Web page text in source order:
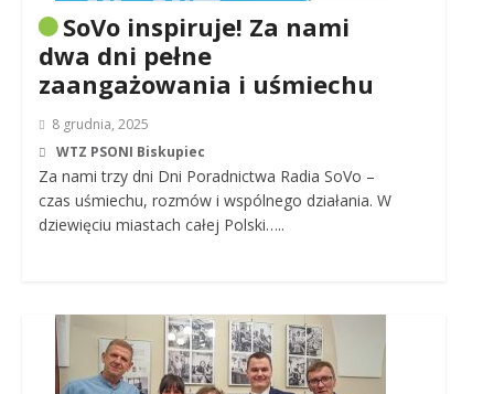
SoVo inspiruje! Za nami
dwa dni pełne
zaangażowania i uśmiechu
8 grudnia, 2025
WTZ PSONI Biskupiec
Za nami trzy dni Dni Poradnictwa Radia SoVo –
czas uśmiechu, rozmów i wspólnego działania. W
dziewięciu miastach całej Polski…..